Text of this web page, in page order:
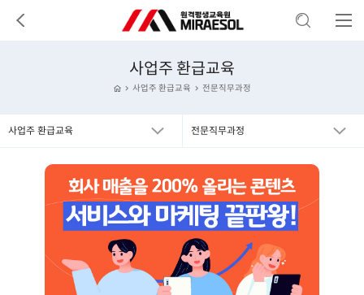
사업주 환급교육
사업주 환급교육 전문직무과정
사업주 환급교육 전문직무과정